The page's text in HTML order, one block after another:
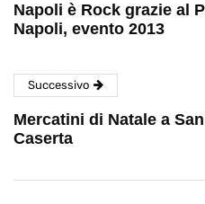
Napoli è Rock grazie al
Napoli, evento 2013
Successivo
Mercatini di Natale a
Caserta